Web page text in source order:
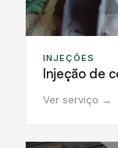
INJEÇÕES
Injeção de
Ver serviço →